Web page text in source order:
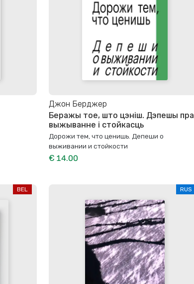
Джон Берджер
Беражы тое, што цэніш. Дэпешы пра
выжыванне і стойкасць
Дорожи тем, что ценишь. Депеши о
выживании и стойкости
€ 14.00
BEL RUS